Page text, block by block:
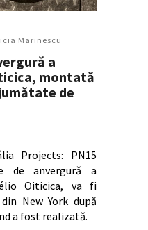
Marinescu
a
montată
de
Projects: PN15
de anvergură a
Oiticica, va fi
New York după
a fost realizată.